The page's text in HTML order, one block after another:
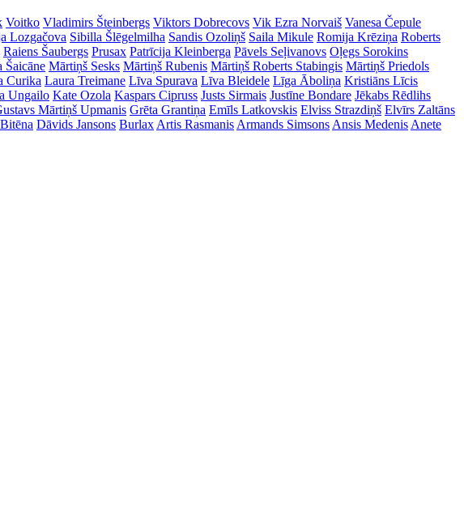
Voitko Vladimirs Šteinbergs Viktors Dobrecovs Vik Ezra Norvaiš Vanesa Čepule
Lozgačova Sibilla Šlēgelmilha Sandis Ozoliņš Saila Mikule Romija Krēziņa Roberts
Raiens Šaubergs Prusax Patrīcija Kleinberga Pāvels Seļivanovs Oļegs Sorokins
Šaicāne Mārtiņš Sesks Mārtiņš Rubenis Mārtiņš Roberts Stabingis Mārtiņš Priedols
Curika Laura Treimane Līva Spurava Līva Bleidele Līga Āboliņa Kristiāns Līcis
Ungailo Kate Ozola Kaspars Cipruss Justs Sirmais Justīne Bondare Jēkabs Rēdlihs
Mārtiņš Upmanis Grēta Grantiņa Emīls Latkovskis Elviss Strazdiņš Elvīrs Zaltāns
Dāvids Jansons Burlax Artis Rasmanis Armands Simsons Ansis Medenis Anete